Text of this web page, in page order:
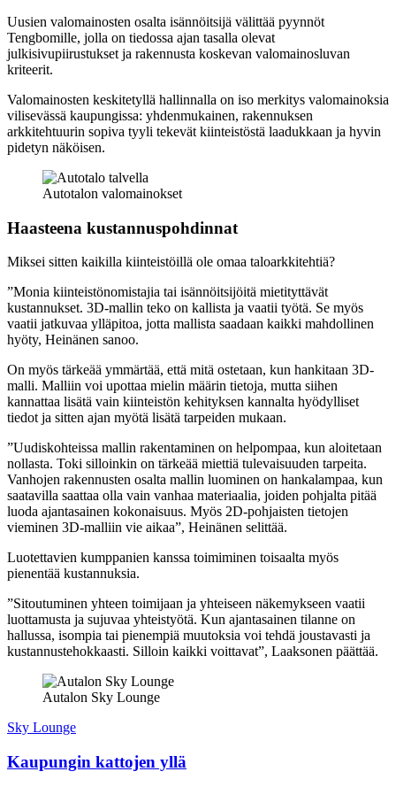
Uusien valomainosten osalta isännöitsijä välittää pyynnöt
Tengbomille, jolla on tiedossa ajan tasalla olevat
julkisivupiirustukset ja rakennusta koskevan valomainosluvan
kriteerit.
Valomainosten keskitetyllä hallinnalla on iso merkitys valomainoksia
vilisevässä kaupungissa: yhdenmukainen, rakennuksen
arkkitehtuurin sopiva tyyli tekevät kiinteistöstä laadukkaan ja hyvin
pidetyn näköisen.
Autotalon valomainokset
Haasteena kustannuspohdinnat
Miksei sitten kaikilla kiinteistöillä ole omaa taloarkkitehtiä?
”Monia kiinteistönomistajia tai isännöitsijöitä mietityttävät
kustannukset. 3D-mallin teko on kallista ja vaatii työtä. Se myös
vaatii jatkuvaa ylläpitoa, jotta mallista saadaan kaikki mahdollinen
hyöty, Heinänen sanoo.
On myös tärkeää ymmärtää, että mitä ostetaan, kun hankitaan 3D-
malli. Malliin voi upottaa mielin määrin tietoja, mutta siihen
kannattaa lisätä vain kiinteistön kehityksen kannalta hyödylliset
tiedot ja sitten ajan myötä lisätä tarpeiden mukaan.
”Uudiskohteissa mallin rakentaminen on helpompaa, kun aloitetaan
nollasta. Toki silloinkin on tärkeää miettiä tulevaisuuden tarpeita.
Vanhojen rakennusten osalta mallin luominen on hankalampaa, kun
saatavilla saattaa olla vain vanhaa materiaalia, joiden pohjalta pitää
luoda ajantasainen kokonaisuus. Myös 2D-pohjaisten tietojen
vieminen 3D-malliin vie aikaa”, Heinänen selittää.
Luotettavien kumppanien kanssa toimiminen toisaalta myös
pienentää kustannuksia.
”Sitoutuminen yhteen toimijaan ja yhteiseen näkemykseen vaatii
luottamusta ja sujuvaa yhteistyötä. Kun ajantasainen tilanne on
hallussa, isompia tai pienempiä muutoksia voi tehdä joustavasti ja
kustannustehokkaasti. Silloin kaikki voittavat”, Laaksonen päättää.
Autalon Sky Lounge
Sky Lounge
Kaupungin kattojen yllä